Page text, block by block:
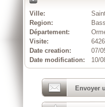
Ville:
Region:
Département:
Visite:
Date creation:
07/
Date modification:
10/
Envoyer